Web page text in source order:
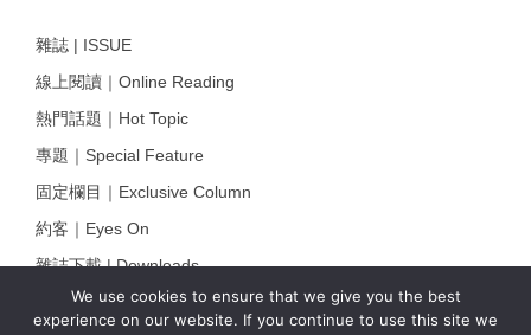
We use cookies to ensure that we give you the best
experience on our website. If you continue to use this site we
雜誌 | ISSUE
線上閱讀｜Online Reading
熱門話題｜Hot Topic
專題｜Special Feature
固定欄目｜Exclusive Column
約客｜Eyes On
雜誌下載 | Downloads